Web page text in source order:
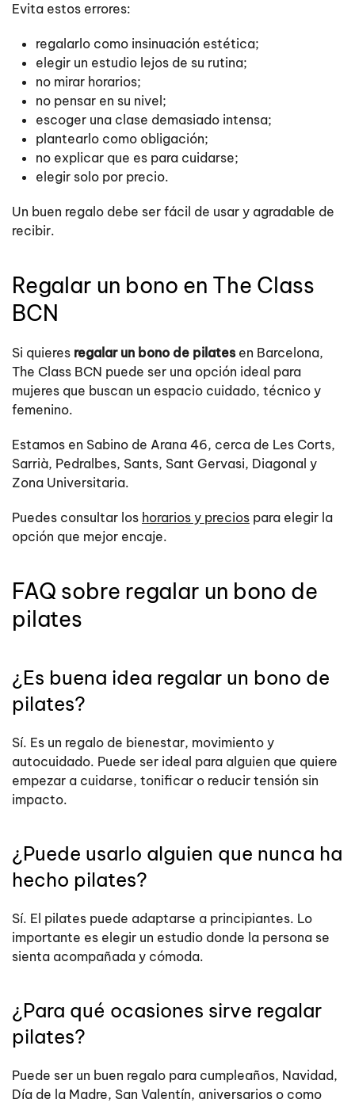
Evita estos errores:
regalarlo como insinuación estética;
elegir un estudio lejos de su rutina;
no mirar horarios;
no pensar en su nivel;
escoger una clase demasiado intensa;
plantearlo como obligación;
no explicar que es para cuidarse;
elegir solo por precio.
Un buen regalo debe ser fácil de usar y agradable de
recibir.
Regalar un bono en The Class
BCN
Si quieres regalar un bono de pilatesen Barcelona,
The Class BCN puede ser una opción ideal para
mujeres que buscan un espacio cuidado, técnico y
femenino.
Estamos en Sabino de Arana 46, cerca de Les Corts,
Sarrià, Pedralbes, Sants, Sant Gervasi, Diagonal y
Zona Universitaria.
Puedes consultar los horarios y precios para elegir la
opción que mejor encaje.
FAQ sobre regalar un bono de
pilates
¿Es buena idea regalar un bono de
pilates?
Sí. Es un regalo de bienestar, movimiento y
autocuidado. Puede ser ideal para alguien que quiere
empezar a cuidarse, tonificar o reducir tensión sin
impacto.
¿Puede usarlo alguien que nunca ha
hecho pilates?
Sí. El pilates puede adaptarse a principiantes. Lo
importante es elegir un estudio donde la persona se
sienta acompañada y cómoda.
¿Para qué ocasiones sirve regalar
pilates?
Puede ser un buen regalo para cumpleaños, Navidad,
Día de la Madre, San Valentín, aniversarios o como